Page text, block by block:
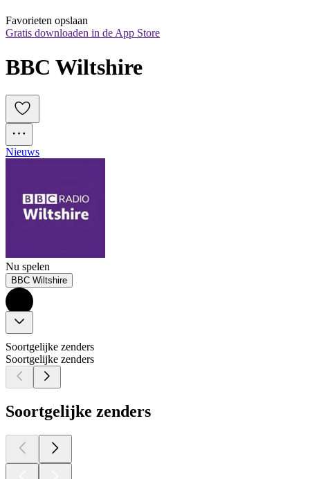
Favorieten opslaan
Gratis downloaden in de App Store
BBC Wiltshire
Nieuws
Nu spelen
BBC Wiltshire
Soortgelijke zenders
Soortgelijke zenders
Soortgelijke zenders